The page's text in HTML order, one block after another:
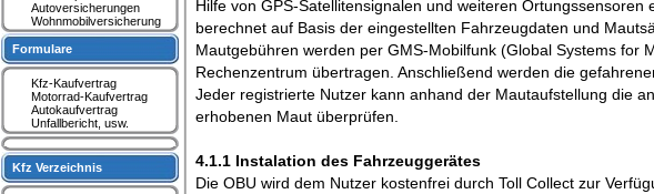
Hilfe von GPS-Satellitensignalen und weiteren
berechnet auf Basis der eingestellten Fahrzeugdaten und
Mautgebühren werden per GMS-Mobilfunk (Global Systems for
Rechenzentrum übertragen. Anschließend werden die
Jeder registrierte Nutzer kann anhand der Mautaufstellung die
erhobenen Maut überprüfen.
4.1.1 Instalation des Fahrzeuggerätes
Die OBU wird dem Nutzer kostenfrei durch Toll Collect zur
Autoversicherungen
Wohnmobilversicherung
Formulare
Kfz-Kaufvertrag
Motorrad-Kaufvertrag
Autokaufvertrag
Unfallbericht, usw.
Kfz Verzeichnis